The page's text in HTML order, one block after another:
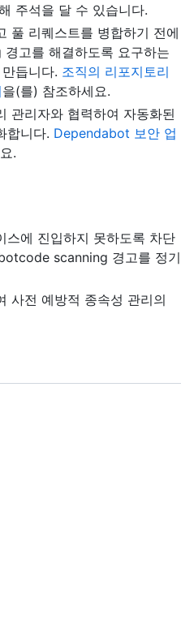
주석을 달 수 있습니다.
풀 리퀘스트를 병합하기 전에
고를 해결하도록 요구하는
듭니다. 조직의 리포지토리
을(를) 참조하세요.
관리자와 협력하여 자동화된
합니다. Dependabot 보안 업
.
스에 진입하지 못하도록 차단
scanning 경고를 정기
사전 예방적 종속성 관리의